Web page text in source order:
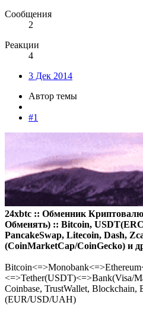
Сообщения
2
Реакции
4
3 Дек 2014
Автор темы
#1
24xbtc :: Обменник
Обменять) :: Bitcoin,
PancakeSwap, Litecoin, Dash,
(CoinMarketCap/CoinGecko) и
<=>Tether(USDT)<=>Bank(Visa/
Coinbase, TrustWallet,
(EUR/USD/UAH)